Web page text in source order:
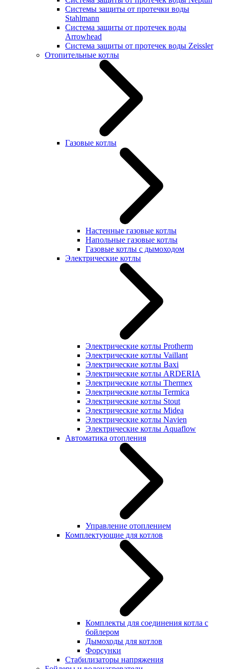
Системы защиты от протечки воды
Stahlmann
Система защиты от протечек воды
Arrowhead
Система защиты от протечек воды Zeissler
Отопительные котлы
Газовые котлы
Настенные газовые котлы
Напольные газовые котлы
Газовые котлы с дымоходом
Электрические котлы
Электрические котлы Protherm
Электрические котлы Vaillant
Электрические котлы Baxi
Электрические котлы ARDERIA
Электрические котлы Thermex
Электрические котлы Termica
Электрические котлы Stout
Электрические котлы Midea
Электрические котлы Navien
Электрические котлы Aquaflow
Автоматика отопления
Управление отоплением
Комплектующие для котлов
Комплекты для соединения котла с
бойлером
Дымоходы для котлов
Форсунки
Стабилизаторы напряжения